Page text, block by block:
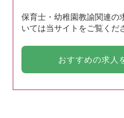
保育士・幼稚園教諭関連の
いては当サイトをご覧くだ
おすすめの求人